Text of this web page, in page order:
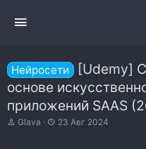
Нейросети
[Udemy]
основе
приложений SAAS
А
Glava
Д
23 Авг 2024